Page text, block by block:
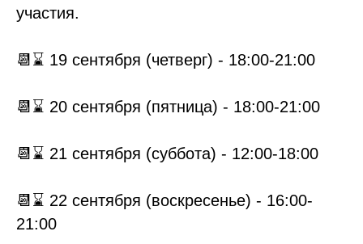
участия.
📆⌛ 19 сентября (четверг) - 18:00-21:00
📆⌛ 20 сентября (пятница) - 18:00-21:00
📆⌛ 21 сентября (суббота) - 12:00-18:00
📆⌛ 22 сентября (воскресенье) - 16:00-
21:00